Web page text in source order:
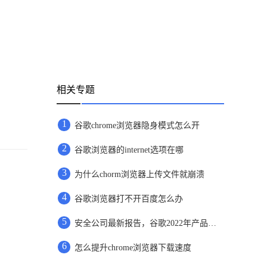
相关专题
1 谷歌chrome浏览器隐身模式怎么开
2 谷歌浏览器的internet选项在哪
3 为什么chorm浏览器上传文件就崩溃
4 谷歌浏览器打不开百度怎么办
5 安全公司最新报告，谷歌2022年产品存在漏洞排名第一
6 怎么提升chrome浏览器下载速度